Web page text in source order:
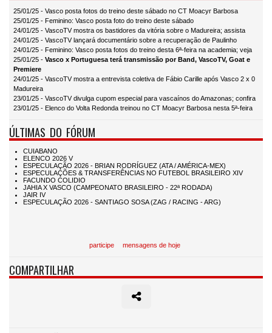
25/01/25 - Vasco posta fotos do treino deste sábado no CT Moacyr Barbosa
25/01/25 - Feminino: Vasco posta foto do treino deste sábado
24/01/25 - VascoTV mostra os bastidores da vitória sobre o Madureira; assista
24/01/25 - VascoTV lançará documentário sobre a recuperação de Paulinho
24/01/25 - Feminino: Vasco posta fotos do treino desta 6ª-feira na academia; veja
25/01/25 - Vasco x Portuguesa terá transmissão por Band, VascoTV, Goat e
Premiere
24/01/25 - VascoTV mostra a entrevista coletiva de Fábio Carille após Vasco 2 x 0
Madureira
23/01/25 - VascoTV divulga cupom especial para vascaínos do Amazonas; confira
23/01/25 - Elenco do Volta Redonda treinou no CT Moacyr Barbosa nesta 5ª-feira
ÚLTIMAS DO FÓRUM
participe mensagens de hoje
COMPARTILHAR